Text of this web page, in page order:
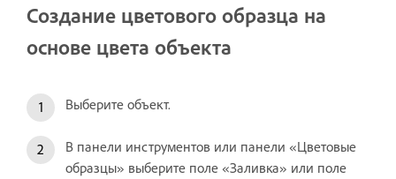
Создание цветового образца на
основе цвета объекта
Выберите объект.
В панели инструментов или панели «Цветовые
образцы» выберите поле «Заливка» или поле